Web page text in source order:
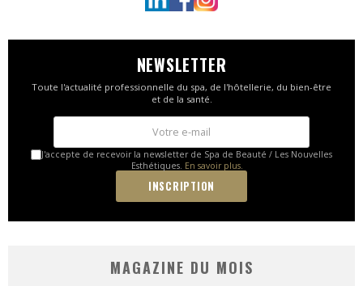
NEWSLETTER
Toute l'actualité professionnelle du spa, de l'hôtellerie, du bien-être
et de la santé.
J'accepte de recevoir la newsletter de Spa de Beauté / Les Nouvelles
Esthétiques. En savoir plus.
MAGAZINE DU MOIS